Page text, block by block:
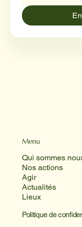
Menu
Qui sommes
Nos actions
Agir
Actualités
Lieux
Politique de